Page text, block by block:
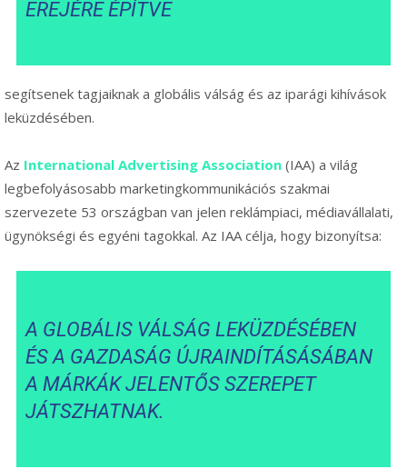
EREJÉRE ÉPÍTVE
segítsenek tagjaiknak a globális válság és az iparági kihívások
leküzdésében.
Az International Advertising Association (IAA) a világ
legbefolyásosabb marketingkommunikációs szakmai
szervezete 53 országban van jelen reklámpiaci, médiavállalati,
ügynökségi és egyéni tagokkal. Az IAA célja, hogy bizonyítsa:
A GLOBÁLIS VÁLSÁG LEKÜZDÉSÉBEN
ÉS A GAZDASÁG ÚJRAINDÍTÁSÁSÁBAN
A MÁRKÁK JELENTŐS SZEREPET
JÁTSZHATNAK.